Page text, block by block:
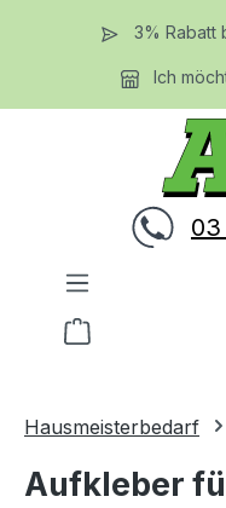
Zum Hauptinhalt springen
3% Rabatt
Ich
03
Warenkorb
Hausmeisterbedarf
Aufkleber